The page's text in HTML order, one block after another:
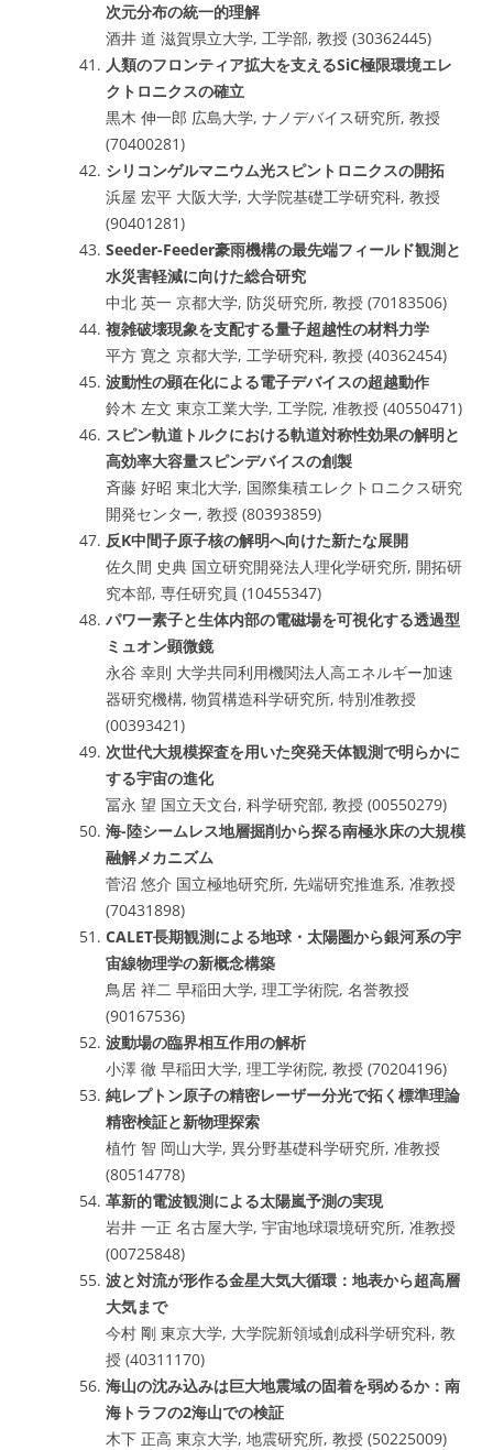
次元分布の統一的理解
酒井 道 滋賀県立大学, 工学部, 教授 (30362445)
人類のフロンティア拡大を支えるSiC極限環境エレ
クトロニクスの確立
黒木 伸一郎 広島大学, ナノデバイス研究所, 教授
(70400281)
シリコンゲルマニウム光スピントロニクスの開拓
浜屋 宏平 大阪大学, 大学院基礎工学研究科, 教授
(90401281)
Seeder-Feeder豪雨機構の最先端フィールド観測と
水災害軽減に向けた総合研究
中北 英一 京都大学, 防災研究所, 教授 (70183506)
複雑破壊現象を支配する量子超越性の材料力学
平方 寛之 京都大学, 工学研究科, 教授 (40362454)
波動性の顕在化による電子デバイスの超越動作
鈴木 左文 東京工業大学, 工学院, 准教授 (40550471)
スピン軌道トルクにおける軌道対称性効果の解明と
高効率大容量スピンデバイスの創製
斉藤 好昭 東北大学, 国際集積エレクトロニクス研究
開発センター, 教授 (80393859)
反K中間子原子核の解明へ向けた新たな展開
佐久間 史典 国立研究開発法人理化学研究所, 開拓研
究本部, 専任研究員 (10455347)
パワー素子と生体内部の電磁場を可視化する透過型
ミュオン顕微鏡
永谷 幸則 大学共同利用機関法人高エネルギー加速
器研究機構, 物質構造科学研究所, 特別准教授
(00393421)
次世代大規模探査を用いた突発天体観測で明らかに
する宇宙の進化
冨永 望 国立天文台, 科学研究部, 教授 (00550279)
海-陸シームレス地層掘削から探る南極氷床の大規模
融解メカニズム
菅沼 悠介 国立極地研究所, 先端研究推進系, 准教授
(70431898)
CALET長期観測による地球・太陽圏から銀河系の宇
宙線物理学の新概念構築
鳥居 祥二 早稲田大学, 理工学術院, 名誉教授
(90167536)
波動場の臨界相互作用の解析
小澤 徹 早稲田大学, 理工学術院, 教授 (70204196)
純レプトン原子の精密レーザー分光で拓く標準理論
精密検証と新物理探索
植竹 智 岡山大学, 異分野基礎科学研究所, 准教授
(80514778)
革新的電波観測による太陽嵐予測の実現
岩井 一正 名古屋大学, 宇宙地球環境研究所, 准教授
(00725848)
波と対流が形作る金星大気大循環：地表から超高層
大気まで
今村 剛 東京大学, 大学院新領域創成科学研究科, 教
授 (40311170)
海山の沈み込みは巨大地震域の固着を弱めるか：南
海トラフの2海山での検証
木下 正高 東京大学, 地震研究所, 教授 (50225009)